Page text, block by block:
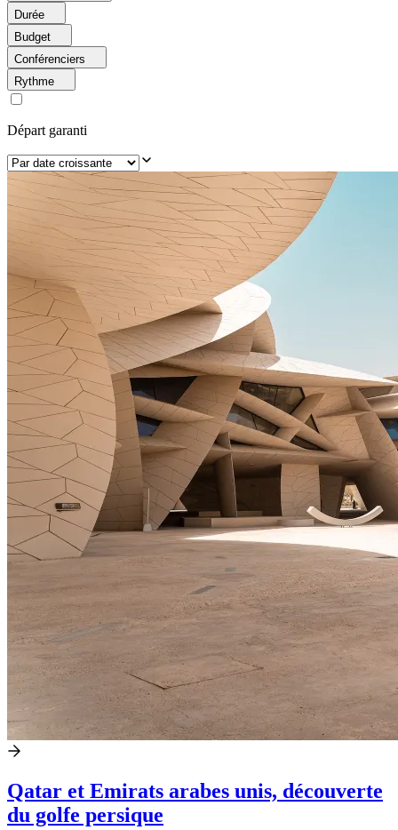
Durée
Budget
Conférenciers
Rythme
Départ garanti
Qatar et Emirats arabes unis, découverte
du golfe persique